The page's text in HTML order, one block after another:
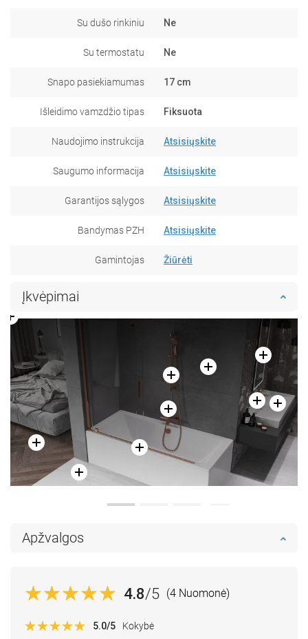
Su dušo rinkiniu Ne
Su termostatu Ne
Snapo pasiekiamumas 17 cm
Išleidimo vamzdžio tipas Fiksuota
Naudojimo instrukcija Atsisiųskite
Saugumo informacija Atsisiųskite
Garantijos sąlygos Atsisiųskite
Bandymas PZH Atsisiųskite
Gamintojas Žiūrėti
Įkvėpimai
Apžvalgos
4.8/5 (4 Nuomonė)
5.0/5 Kokybė